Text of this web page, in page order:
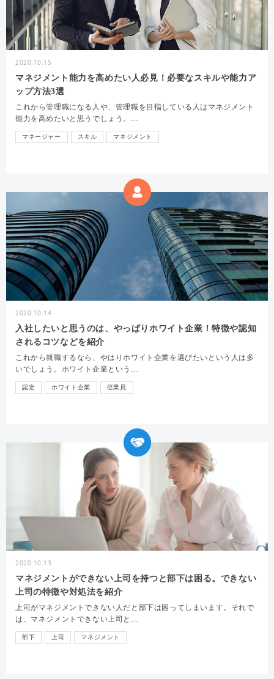
2020.10.15
マネジメント能力を高めたい人必見！必要なスキルや能力ア
ップ方法3選
これから管理職になる人や、管理職を目指している人はマネジメント
能力を高めたいと思うでしょう。…
マネージャー スキル マネジメント
2020.10.14
入社したいと思うのは、やっぱりホワイト企業！特徴や認知
されるコツなどを紹介
これから就職するなら、やはりホワイト企業を選びたいという人は多
いでしょう。ホワイト企業という…
認定 ホワイト企業 従業員
2020.10.13
マネジメントができない上司を持つと部下は困る。できない
上司の特徴や対処法を紹介
上司がマネジメントできない人だと部下は困ってしまいます。それで
は、マネジメントできない上司と…
部下 上司 マネジメント